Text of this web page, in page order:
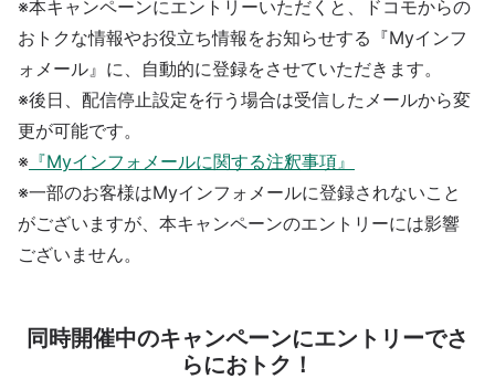
※本キャンペーンにエントリーいただくと、ドコモからの
おトクな情報やお役立ち情報をお知らせする『Myインフ
ォメール』に、自動的に登録をさせていただきます。
※後日、配信停止設定を行う場合は受信したメールから変
更が可能です。
※ 『Myインフォメールに関する注釈事項』
※一部のお客様はMyインフォメールに登録されないこと
がございますが、本キャンペーンのエントリーには影響
ございません。
同時開催中のキャンペーンにエントリーでさ
らにおトク！